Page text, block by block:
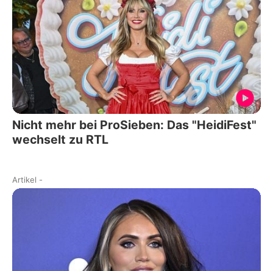
Nicht mehr bei ProSieben: Das "HeidiFest"
wechselt zu RTL
Artikel -